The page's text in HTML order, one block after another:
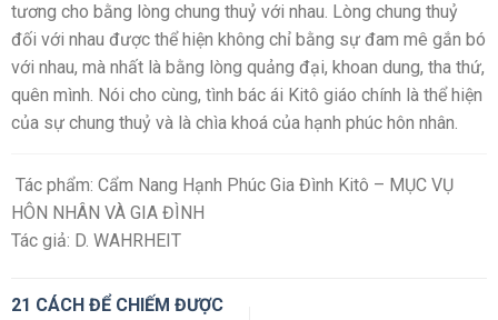
tương cho bằng lòng chung thuỷ với nhau. Lòng chung thuỷ
đối với nhau được thể hiện không chỉ bằng sự đam mê gắn bó
với nhau, mà nhất là bằng lòng quảng đại, khoan dung, tha thứ,
quên mình. Nói cho cùng, tình bác ái Kitô giáo chính là thể hiện
của sự chung thuỷ và là chìa khoá của hạnh phúc hôn nhân.
Tác phẩm: Cẩm Nang Hạnh Phúc Gia Đình Kitô – MỤC VỤ
HÔN NHÂN VÀ GIA ĐÌNH
Tác giả: D. WAHRHEIT
21 CÁCH ĐỂ CHIẾM ĐƯỢC